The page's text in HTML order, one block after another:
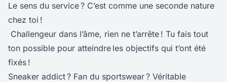
Le sens du service ? C’est comme une seconde nature
chez toi !
Challengeur dans l’âme, rien ne t’arrête ! Tu fais tout
ton possible pour atteindre les objectifs qui t’ont été
fixés !
Sneaker addict ? Fan du sportswear ? Véritable